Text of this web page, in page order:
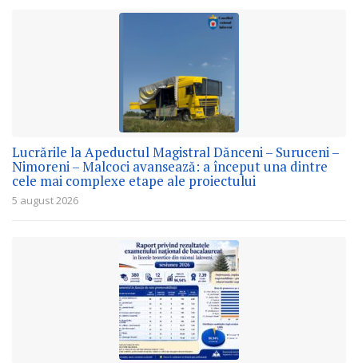
Lucrările la Apeductul Magistral Dănceni – Suruceni –
Nimoreni – Malcoci avansează: a început una dintre
cele mai complexe etape ale proiectului
5 august 2026